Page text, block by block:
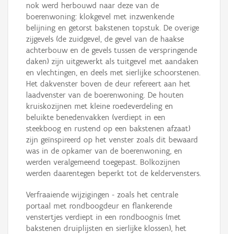
nok werd herbouwd naar deze van de
boerenwoning: klokgevel met inzwenkende
belijning en getorst bakstenen topstuk. De overige
zijgevels (de zuidgevel, de gevel van de haakse
achterbouw en de gevels tussen de verspringende
daken) zijn uitgewerkt als tuitgevel met aandaken
en vlechtingen, en deels met sierlijke schoorstenen.
Het dakvenster boven de deur refereert aan het
laadvenster van de boerenwoning. De houten
kruiskozijnen met kleine roedeverdeling en
beluikte benedenvakken (verdiept in een
steekboog en rustend op een bakstenen afzaat)
zijn geïnspireerd op het venster zoals dit bewaard
was in de opkamer van de boerenwoning, en
werden veralgemeend toegepast. Bolkozijnen
werden daarentegen beperkt tot de keldervensters.
Verfraaiende wijzigingen - zoals het centrale
portaal met rondboogdeur en flankerende
venstertjes verdiept in een rondboognis (met
bakstenen druiplijsten en sierlijke klossen), het